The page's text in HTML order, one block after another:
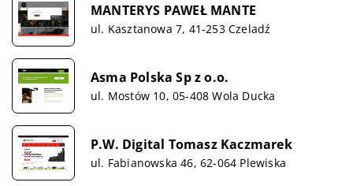
MANTERYS PAWEŁ MANTE
ul. Kasztanowa 7, 41-253 Czeladź
Asma Polska Sp z o.o.
ul. Mostów 10, 05-408 Wola Ducka
P.W. Digital Tomasz Kaczmarek
ul. Fabianowska 46, 62-064 Plewiska